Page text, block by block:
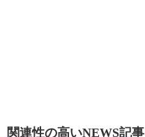
関連性の高いNEWS記事